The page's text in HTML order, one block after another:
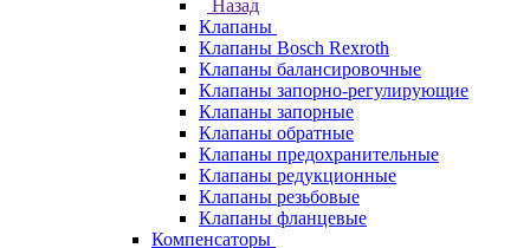
Назад
Клапаны
Клапаны Bosch Rexroth
Клапаны балансировочные
Клапаны запорно-регулирующие
Клапаны запорные
Клапаны обратные
Клапаны предохранительные
Клапаны редукционные
Клапаны резьбовые
Клапаны фланцевые
Компенсаторы